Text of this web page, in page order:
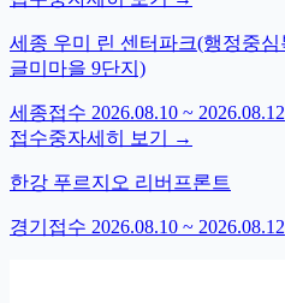
세종 우미 린 센터파크(행정중
글미마을 9단지)
세종접수 2026.08.10 ~ 2026.08.12
접수중자세히 보기 →
한강 푸르지오 리버프론트
경기 접수 2026.08.10 ~ 2026.08.12